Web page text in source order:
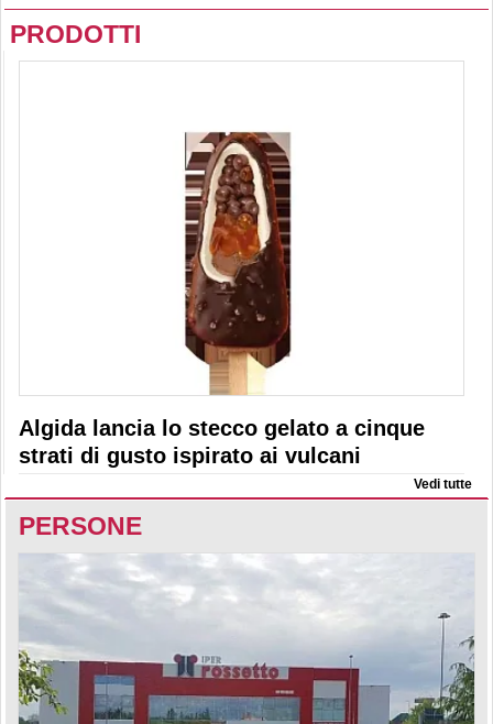
PRODOTTI
Algida lancia lo stecco gelato a cinque
strati di gusto ispirato ai vulcani
Vedi tutte
PERSONE